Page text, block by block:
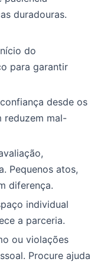
duradouras.
do
para garantir
desde os
reduzem mal-
Pequenos atos,
diferença.
individual
a parceria.
ou violações
Procure ajuda